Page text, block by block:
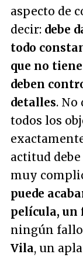
aspecto de
decir: debe
todo
que no
deben
detalles. No
todos los
actitud debe
muy
puede
película,
ningún fallo
Vila, un